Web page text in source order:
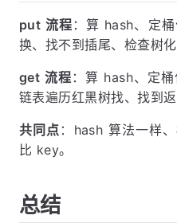
put 流程 ：算 hash、定
换、找不到插尾、检查树化
get 流程 ：算 hash、定
链表遍历红黑树找、找到
共同点 ：hash 算法一样
比 key。
总结